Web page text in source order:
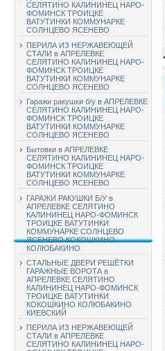
СЕЛЯТИНО КАЛИНИНЕЦ НАРО-
ФОМИНСК ТРОИЦКЕ
ВАТУТИНКИ КОММУНАРКЕ
СОЛНЦЕВО ЯСЕНЕВО
ПЕРИЛА ИЗ НЕРЖАВЕЮЩЕЙ
СТАЛИ в АПРЕЛЕВКЕ
СЕЛЯТИНО КАЛИНИНЕЦ НАРО-
ФОМИНСК ТРОИЦКЕ
ВАТУТИНКИ КОММУНАРКЕ
СОЛНЦЕВО ЯСЕНЕВО
Гаражи ракушки б/у в АПРЕЛЕВКЕ
СЕЛЯТИНО КАЛИНИНЕЦ НАРО-
ФОМИНСК ТРОИЦКЕ
ВАТУТИНКИ КОММУНАРКЕ
СОЛНЦЕВО ЯСЕНЕВО
Бытовки в АПРЕЛЕВКЕ
СЕЛЯТИНО КАЛИНИНЕЦ НАРО-
ФОМИНСК ТРОИЦКЕ
ВАТУТИНКИ КОММУНАРКЕ
СОЛНЦЕВО ЯСЕНЕВО
ГАРАЖИ РАКУШКИ Б/У в
АПРЕЛЕВКЕ СЕЛЯТИНО
КАЛИНИНЕЦ НАРО-ФОМИНСК
ТРОИЦКЕ ВАТУТИНКИ
КОММУНАРКЕ СОЛНЦЕВО
ЯСЕНЕВО КОКОШКИНО
КОЛЮБАКИНО
СТАЛЬНЫЕ ДВЕРИ РЕШЁТКИ
ГАРАЖНЫЕ ВОРОТА в
АПРЕЛЕВКЕ СЕЛЯТИНО
КАЛИНИНЕЦ НАРО-ФОМИНСК
ТРОИЦКЕ ВАТУТИНКИ
КОКОШКИНО КОЛЮБАКИНО
КИЕВСКИЙ
ПЕРИЛА ИЗ НЕРЖАВЕЮЩЕЙ
СТАЛИ в АПРЕЛЕВКЕ
СЕЛЯТИНО КАЛИНИНЕЦ НАРО-